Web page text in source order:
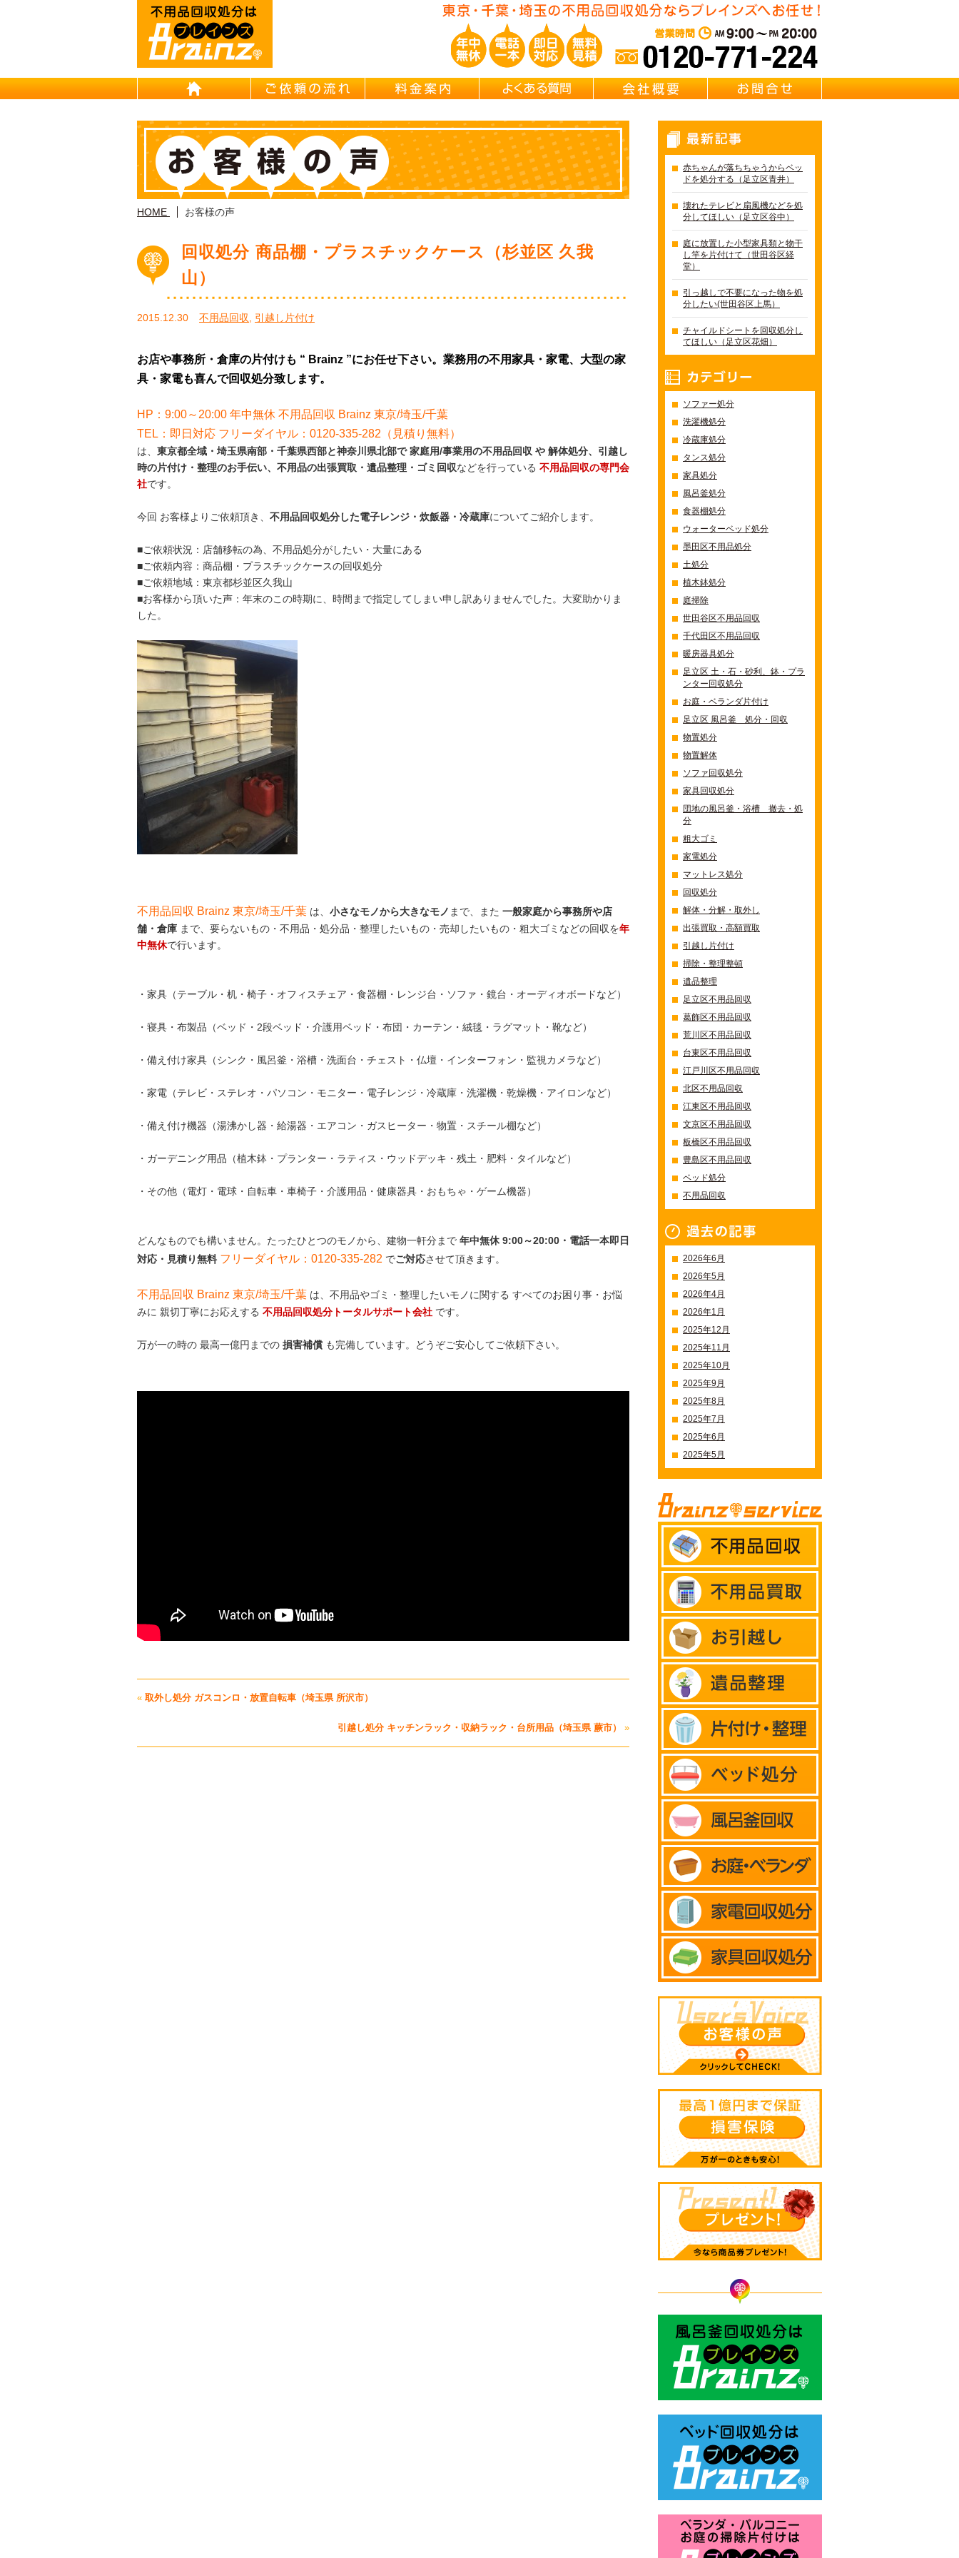
HOME ご依頼の流れ 料金案内 よくある質問 会社概要
HOME お客様の声
回収処分 商品棚・プラスチックケース（杉並区 久我
山）
2015.12.30 不用品回収 引越し片付け
お店や事務所・倉庫の片付けも “ Brainz ”にお任せ下さい。業務用の不用家具・家電、大型の家
具・家電も喜んで回収処分致します。
HP：9:00～20:00 年中無休 不用品回収 Brainz 東京/埼玉/千葉
TEL：即日対応 フリーダイヤル：0120-335-282（見積り無料）
は、 東京都全域・埼玉県南部・千葉県西部と神奈川県北部で 家庭用/事業用の不用品回収 や 解体処分、引越し
時の片付け・整理のお手伝い、不用品の出張買取・遺品整理・ゴミ回収などを行っている 不用品回収の専門会
社です。
今回 お客様よりご依頼頂き、 不用品回収処分した電子レンジ・炊飯器・冷蔵庫についてご紹介します。
■ご依頼状況：店舗移転の為、不用品処分がしたい・大量にある
■ご依頼内容：商品棚・プラスチックケースの回収処分
■ご依頼地域：東京都杉並区久我山
■お客様から頂いた声：年末のこの時期に、時間まで指定してしまい申し訳ありませんでした。大変助かりま
した。
不用品回収 Brainz 東京/埼玉/千葉 は、 小さなモノから大きなモノ まで、また 一般家庭から事務所や店
舗・倉庫 まで、要らないもの・不用品・処分品・整理したいもの・売却したいもの・粗大ゴミなどの回収を年
中無休で行います。
・家具（テーブル・机・椅子・オフィスチェア・食器棚・レンジ台・ソファ・鏡台・オーディオボードなど）
・寝具・布製品（ベッド・2段ベッド・介護用ベッド・布団・カーテン・絨毯・ラグマット・靴など）
・備え付け家具（シンク・風呂釜・浴槽・洗面台・チェスト・仏壇・インターフォン・監視カメラなど）
・家電（テレビ・ステレオ・パソコン・モニター・電子レンジ・冷蔵庫・洗濯機・乾燥機・アイロンなど）
・備え付け機器（湯沸かし器・給湯器・エアコン・ガスヒーター・物置・スチール棚など）
・ガーデニング用品（植木鉢・プランター・ラティス・ウッドデッキ・残土・肥料・タイルなど）
・その他（電灯・電球・自転車・車椅子・介護用品・健康器具・おもちゃ・ゲーム機器）
どんなものでも構いません。たったひとつのモノから、建物一軒分まで 年中無休 9:00～20:00・電話一本即日
対応・見積り無料 フリーダイヤル：0120-335-282 でご対応させて頂きます。
不用品回収 Brainz 東京/埼玉/千葉 は、不用品やゴミ・整理したいモノに関する すべてのお困り事・お悩
みに 親切丁寧にお応えする 不用品回収処分トータルサポート会社 です。
万が一の時の 最高一億円までの 損害補償 も完備しています。どうぞご安心してご依頼下さい。
« 取外し処分 ガスコンロ・放置自転車（埼玉県 所沢市）
引越し処分 キッチンラック・収納ラック・台所用品（埼玉県 蕨市） »
赤ちゃんが落ちちゃうからベッ
ドを処分する（足立区青井）
壊れたテレビと扇風機などを処
分してほしい（足立区谷中）
庭に放置した小型家具類と物干
し竿を片付けて（世田谷区経
堂）
引っ越しで不要になった物を処
分したい(世田谷区上馬）
チャイルドシートを回収処分し
てほしい（足立区花畑）
ソファー処分
洗濯機処分
冷蔵庫処分
タンス処分
家具処分
風呂釜処分
食器棚処分
ウォーターベッド処分
墨田区不用品処分
土処分
植木鉢処分
庭掃除
世田谷区不用品回収
千代田区不用品回収
暖房器具処分
足立区 土・石・砂利、鉢・プラ
ンター回収処分
お庭・ベランダ片付け
足立区 風呂釜 処分・回収
物置処分
物置解体
ソファ回収処分
家具回収処分
団地の風呂釜・浴槽 撤去・処
分
粗大ゴミ
家電処分
マットレス処分
回収処分
解体・分解・取外し
出張買取・高額買取
引越し片付け
掃除・整理整頓
遺品整理
足立区不用品回収
葛飾区不用品回収
荒川区不用品回収
台東区不用品回収
江戸川区不用品回収
北区不用品回収
江東区不用品回収
文京区不用品回収
板橋区不用品回収
豊島区不用品回収
ベッド処分
不用品回収
2026年6月
2026年5月
2026年4月
2026年1月
2025年12月
2025年11月
2025年10月
2025年9月
2025年8月
2025年7月
2025年6月
2025年5月